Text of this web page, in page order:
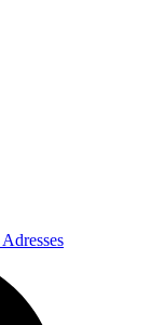
Adresses